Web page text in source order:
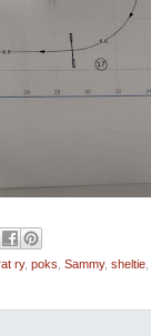
ry, poks Sammy, sheltie